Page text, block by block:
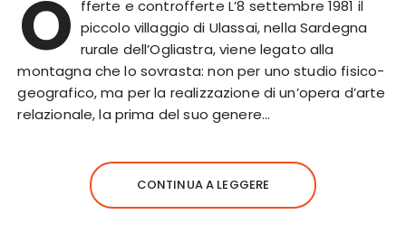
O fferte e controfferte L’8 settembre 1981 il
piccolo villaggio di Ulassai, nella Sardegna
rurale dell’Ogliastra, viene legato alla
montagna che lo sovrasta: non per uno studio fisico-
geografico, ma per la realizzazione di un’opera d’arte
relazionale, la prima del suo genere…
CONTINUA A LEGGERE